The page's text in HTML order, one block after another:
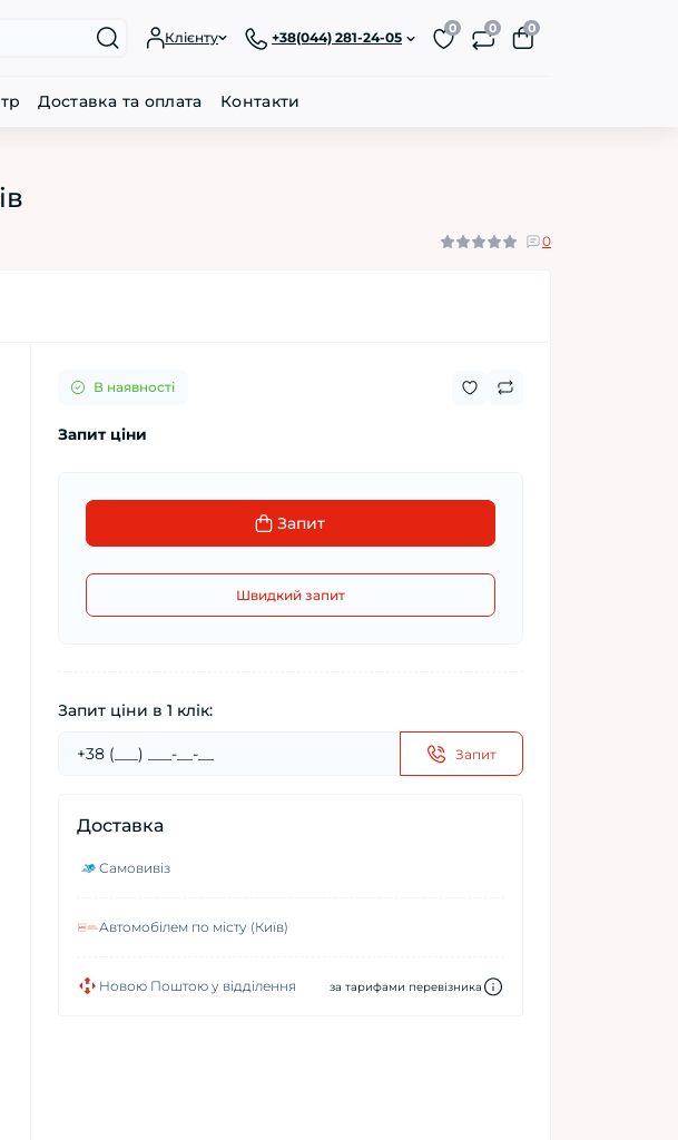
Клієнту +38(044) 281-24-05
0 0 0
Доставка та оплата Контакти
0
В наявності
Запит ціни
Запит
Швидкий запит
Запит ціни в 1 клік:
Запит
Доставка
Самовивіз
Автомобілем по місту (Київ)
Новою Поштою у відділення за тарифами перевізника